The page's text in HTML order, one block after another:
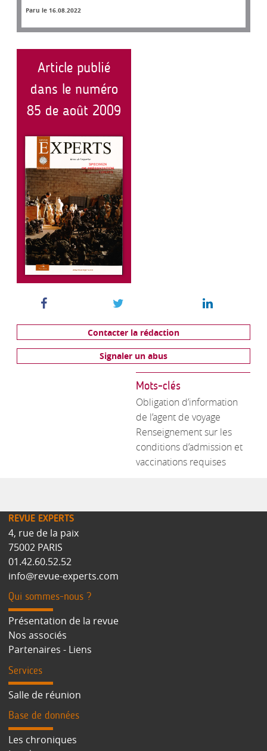
Paru le 16.08.2022
Article publié
dans le numéro
85 de août 2009
Contacter la rédaction
Signaler un abus
Mots-clés
Obligation d’information
de l’agent de voyage
Renseignement sur les
conditions d’admission et
vaccinations requises
REVUE EXPERTS
4, rue de la paix
75002 PARIS
01.42.60.52.52
info@revue-experts.com
Qui sommes-nous ?
Présentation de la revue
Nos associés
Partenaires - Liens
Services
Salle de réunion
Base de données
Les chroniques